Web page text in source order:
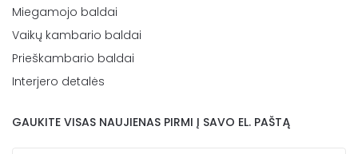
Miegamojo baldai
Vaikų kambario baldai
Prieškambario baldai
Interjero detalės
GAUKITE VISAS NAUJIENAS PIRMI Į SAVO EL. PAŠTĄ